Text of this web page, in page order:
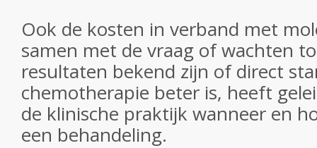
Ook de kosten in verband met
samen met de vraag of wachten
resultaten bekend zijn of direct
chemotherapie beter is, heeft
de klinische praktijk wanneer en
een behandeling.